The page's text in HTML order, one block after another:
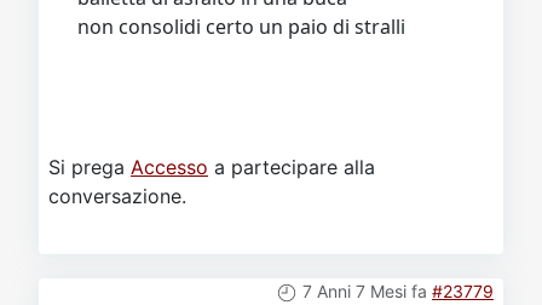
non consolidi certo un paio di stralli
Si prega Accesso a partecipare alla
conversazione.
7 Anni 7 Mesi fa #23779